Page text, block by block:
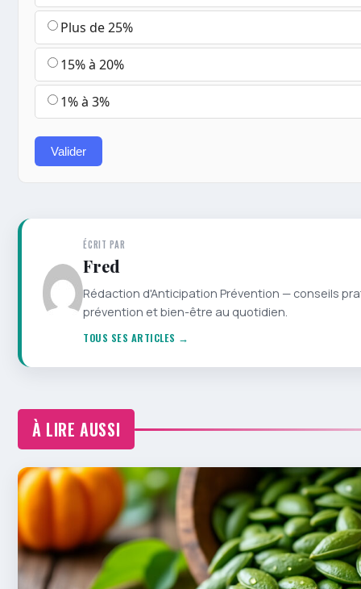
Plus de 25%
15% à 20%
1% à 3%
Valider
ÉCRIT PAR
Fred
Rédaction d'Anticipation Prévention — conseils
prévention et bien-être au quotidien.
TOUS SES ARTICLES →
À LIRE AUSSI